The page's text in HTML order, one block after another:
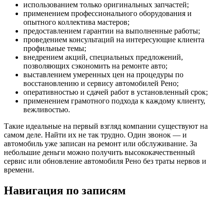
использованием только оригинальных запчастей;
применением профессионального оборудования и
опытного коллектива мастеров;
предоставлением гарантии на выполненные работы;
проведением консультаций на интересующие клиента
профильные темы;
внедрением акций, специальных предложений,
позволяющих сэкономить на ремонте авто;
выставлением умеренных цен на процедуры по
восстановлению и сервису автомобилей Рено;
оперативностью и сдачей работ в установленный срок;
применением грамотного подхода к каждому клиенту,
вежливостью.
Такие идеальные на первый взгляд компании существуют на
самом деле. Найти их не так трудно. Один звонок — и
автомобиль уже записан на ремонт или обслуживание. За
небольшие деньги можно получить высококачественный
сервис или обновление автомобиля Рено без траты нервов и
времени.
Навигация по записям